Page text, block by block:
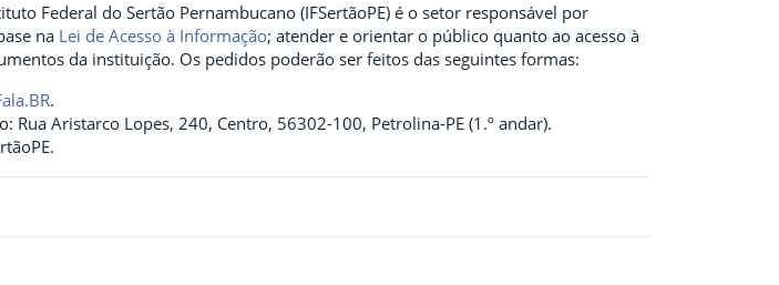
Federal do Sertão Pernambucano (IFSertãoPE) é o setor responsável por
na Lei de Acesso à Informação; atender e orientar o público quanto ao acesso à
da instituição. Os pedidos poderão ser feitos das seguintes formas:
.
Rua Aristarco Lopes, 240, Centro, 56302-100, Petrolina-PE (1.º andar).